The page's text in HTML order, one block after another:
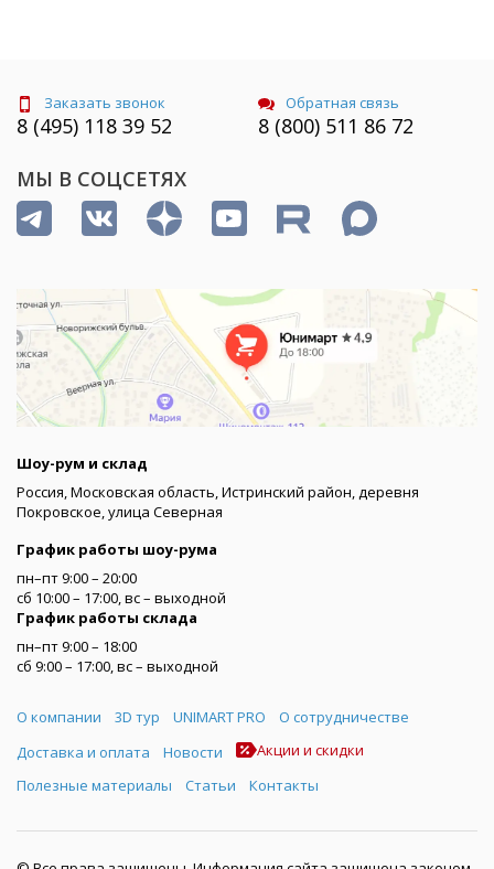
Заказать звонок
8 (495) 118 39 52
Обратная связь
8 (800) 511 86 72
МЫ В СОЦСЕТЯХ
Шоу-рум и склад
Россия, Московская область, Истринский район, деревня
Покровское, улица Северная
График работы шоу-рума
пн–пт 9:00 – 20:00
сб 10:00 – 17:00, вс – выходной
График работы склада
пн–пт 9:00 – 18:00
сб 9:00 – 17:00, вс – выходной
Меню
О компании 3D тур UNIMART PRO
О сотрудничестве
Доставка и оплата
Новости
Акции и скидки
Полезные материалы
Статьи Контакты